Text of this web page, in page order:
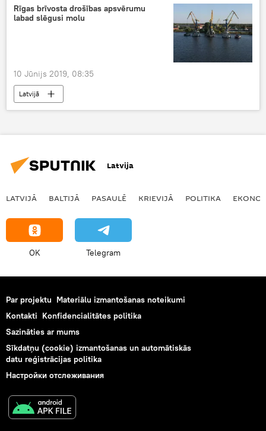
Rīgas brīvosta drošības apsvērumu
labad slēgusi molu
10 Jūnijs 2019, 08:35
Latvijā
Latvija
LATVIJĀ BALTIJĀ PASAULĒ KRIEVIJĀ POLITIKA
OK Telegram
Par projektu Materiālu izmantošanas noteikumi
Kontakti Konfidencialitātes politika
Sazināties ar mums
Sīkdatņu (cookie) izmantošanas un automātiskās
datu reģistrācijas politika
Настройки отслеживания